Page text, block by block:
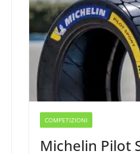
COMPETIZIONI
Michelin Pilot